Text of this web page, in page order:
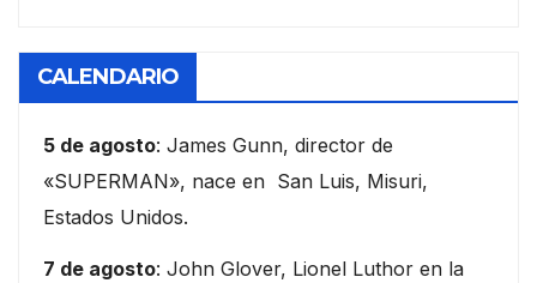
CALENDARIO
5 de agosto: James Gunn, director de
«SUPERMAN», nace en San Luis, Misuri,
Estados Unidos.
7 de agosto: John Glover, Lionel Luthor en la